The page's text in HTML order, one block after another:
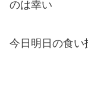
のは幸い
今日明日の食い